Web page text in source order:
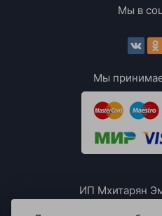
Мы в
Мы
ИП Мхитарян
ИНН: